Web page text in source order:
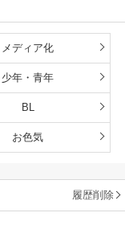
メディア化
少年・青年
BL
お色気
履歴削除